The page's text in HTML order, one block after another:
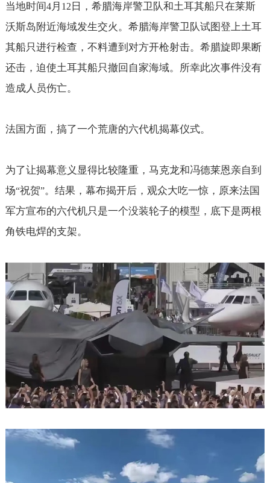
当地时间4月 12日，希腊海岸警卫队和土耳其船只在莱斯
沃斯岛附近海域发生交火。希腊海岸警卫队试图登上土耳
其船只进行检查，不料遭到对方开枪射击。希腊旋即果断
还击，迫使土耳其船只撤回自家海域。所幸此次事件没有
造成人员伤亡。
法国方面，搞了一个荒唐的六代机揭幕仪式。
为了让揭幕意义显得比较隆重，马克龙和冯德莱恩亲自到
场“祝贺”。结果，幕布揭开后，观众大吃一惊，原来法国
军方宣布的六代机只是一个没装轮子的模型，底下是两根
角铁电焊的支架。